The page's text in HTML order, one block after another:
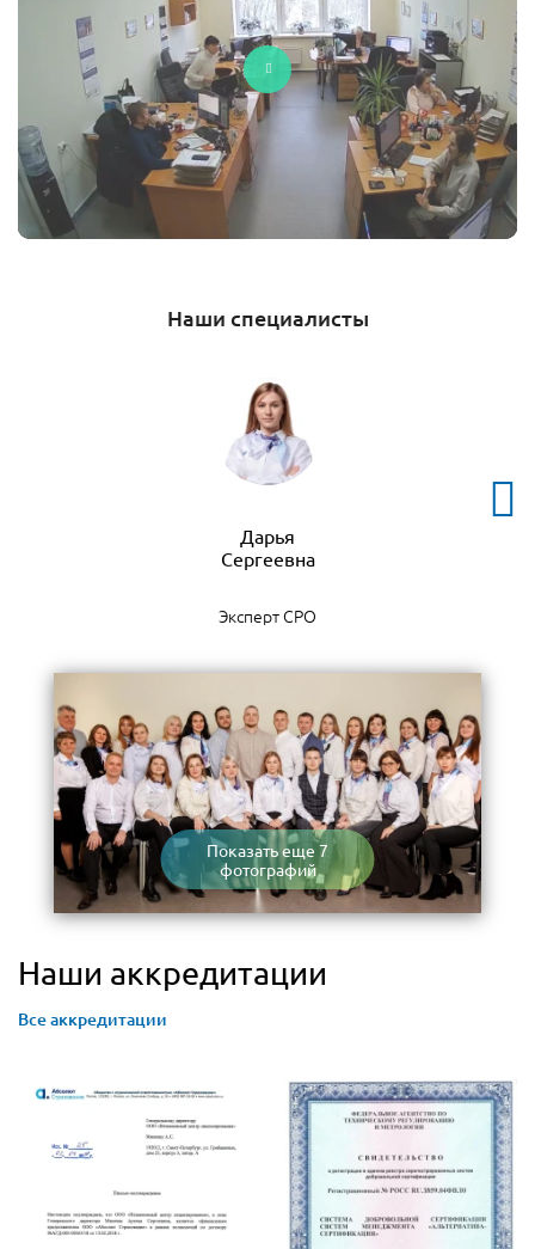
Наши специалисты
Дарья
Сергеевна
Эксперт СРО
Показать еще 7
фотографий
Наши аккредитации
Все аккредитации